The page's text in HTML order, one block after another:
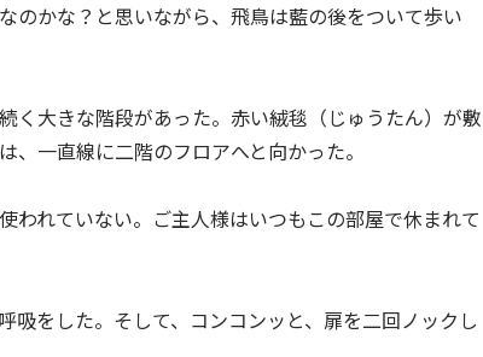
のかな？と思いながら、飛鳥は藍の後をついて歩い
く大きな階段があった。赤い絨毯（じゅうたん）が敷
一直線に二階のフロアへと向かった。
われていない。ご主人様はいつもこの部屋で休まれて
吸をした。そして、コンコンッと、扉を二回ノックし